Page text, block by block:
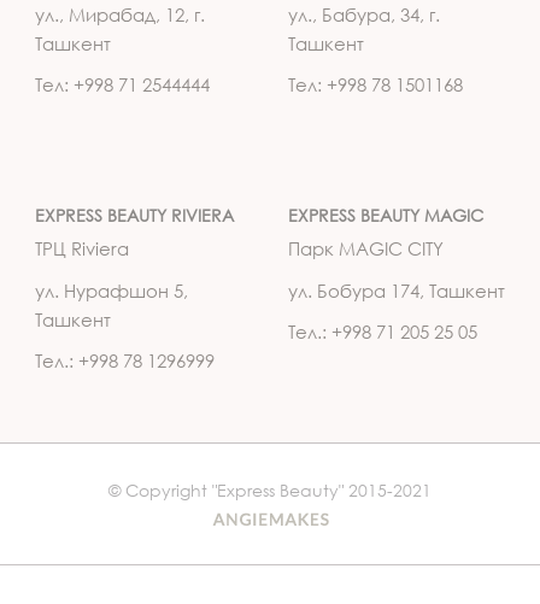
ул., Мирабад, 12, г.
Ташкент
Тел: +998 71 2544444
ул., Бабура, 34, г.
Ташкент
Тел: +998 78 1501168
EXPRESS BEAUTY RIVIERA
ТРЦ Riviera
ул. Нурафшон 5,
Ташкент
Тел.: +998 78 1296999
EXPRESS BEAUTY MAGIC
Парк MAGIC CITY
ул. Бобура 174, Ташкент
Тел.: +998 71 205 25 05
© Copyright "Express Beauty" 2015-2021